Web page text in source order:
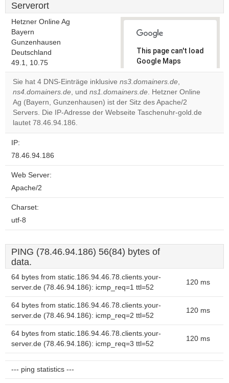
Serverort
Hetzner Online Ag
Bayern
Gunzenhausen
Deutschland
49.1, 10.75
This page can't load
Google Maps
correctly.
Do you
own this
website?
Sie hat 4 DNS-Einträge inklusive ns3.domainers.de,
ns4.domainers.de, und ns1.domainers.de. Hetzner Online
Ag (Bayern, Gunzenhausen) ist der Sitz des Apache/2
Servers. Die IP-Adresse der Webseite Taschenuhr-gold.de
lautet 78.46.94.186.
IP:
78.46.94.186
Web Server:
Apache/2
Charset:
utf-8
PING (78.46.94.186) 56(84) bytes of
data.
64 bytes from static.186.94.46.78.clients.your-
server.de (78.46.94.186): icmp_req=1 ttl=52
120 ms
64 bytes from static.186.94.46.78.clients.your-
server.de (78.46.94.186): icmp_req=2 ttl=52
120 ms
64 bytes from static.186.94.46.78.clients.your-
server.de (78.46.94.186): icmp_req=3 ttl=52
120 ms
--- ping statistics ---